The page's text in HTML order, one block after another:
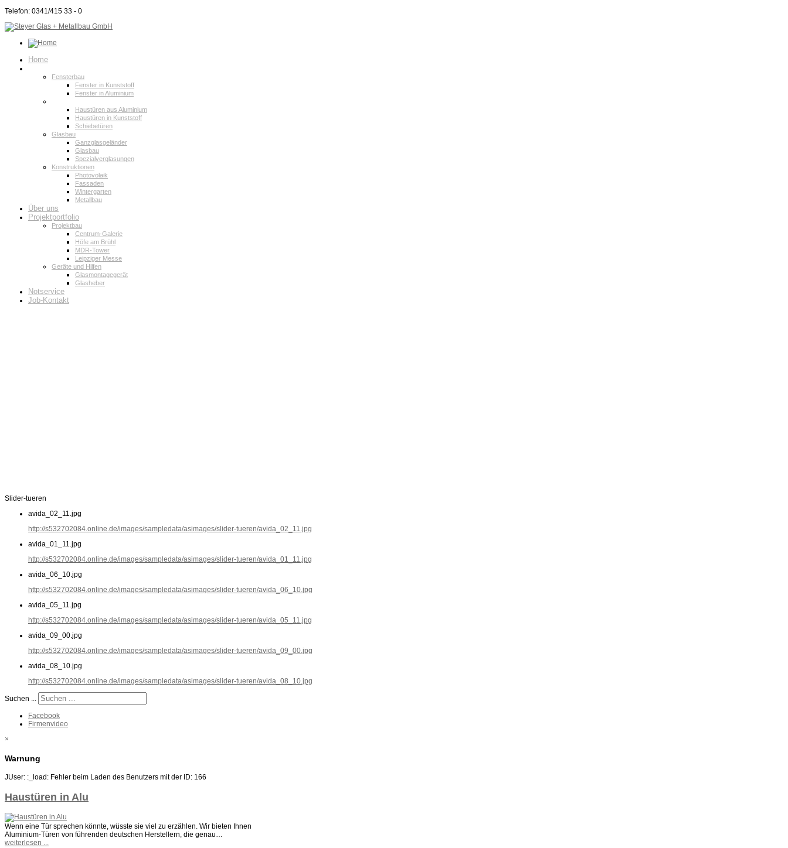
Telefon: 0341/415 33 - 0
Home
Fensterbau
Fenster in Kunststoff
Fenster in Aluminium
Haustüren aus Aluminium
Haustüren in Kunststoff
Schiebetüren
Glasbau
Ganzglasgeländer
Glasbau
Spezialverglasungen
Konstruktionen
Photovolaik
Fassaden
Wintergarten
Metallbau
Über uns
Projektportfolio
Projektbau
Centrum-Galerie
Höfe am Brühl
MDR-Tower
Leipziger Messe
Geräte und Hilfen
Glasmontagegerät
Glasheber
Notservice
Job-Kontakt
Slider-tueren
avida_02_11.jpg
http://s532702084.online.de/images/sampledata/asimages/slider-tueren/avida_02_11.jpg
avida_01_11.jpg
http://s532702084.online.de/images/sampledata/asimages/slider-tueren/avida_01_11.jpg
avida_06_10.jpg
http://s532702084.online.de/images/sampledata/asimages/slider-tueren/avida_06_10.jpg
avida_05_11.jpg
http://s532702084.online.de/images/sampledata/asimages/slider-tueren/avida_05_11.jpg
avida_09_00.jpg
http://s532702084.online.de/images/sampledata/asimages/slider-tueren/avida_09_00.jpg
avida_08_10.jpg
http://s532702084.online.de/images/sampledata/asimages/slider-tueren/avida_08_10.jpg
Suchen ...
Facebook
Firmenvideo
×
Warnung
JUser: :_load: Fehler beim Laden des Benutzers mit der ID: 166
Haustüren in Alu
Wenn eine Tür sprechen könnte, wüsste sie viel zu erzählen. Wir bieten Ihnen
Aluminium-Türen von führenden deutschen Herstellern, die genau…
weiterlesen ...